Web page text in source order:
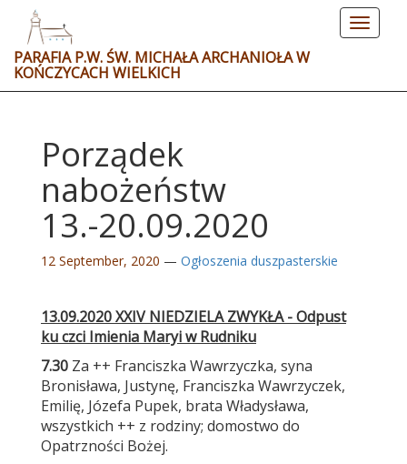
Toggle
PARAFIA P.W. ŚW. MICHAŁA ARCHANIOŁA W
KOŃCZYCACH WIELKICH
Porządek
nabożeństw
13.-20.09.2020
12 September, 2020 — Ogłoszenia duszpasterskie
13.09.2020 XXIVNIEDZIELA ZWYKŁA- Odpust
ku czci Imienia Maryi w Rudniku
7.30 Za ++ Franciszka Wawrzyczka, syna
Bronisława, Justynę, Franciszka Wawrzyczek,
Emilię, Józefa Pupek, brata Władysława,
wszystkich ++ z rodziny; domostwo do
Opatrzności Bożej.